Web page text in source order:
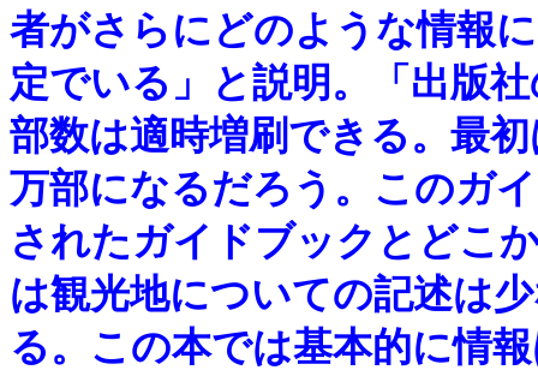
者がさらにどのような情報
定でいる」と説明。「出版
部数は適時増刷できる。最
万部になるだろう。このガ
されたガイドブックとどこ
は観光地についての記述は
る。この本では基本的に情